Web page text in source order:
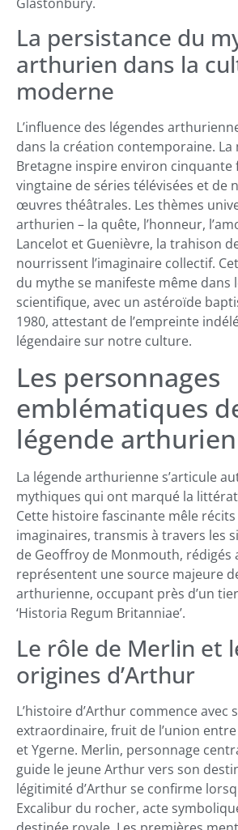
La persistance du
arthurien dans la
moderne
L’influence des légendes
dans la création contemporaine. La
Bretagne inspire environ cinquante
vingtaine de séries télévisées et de
œuvres théâtrales. Les thèmes
arthurien – la quête, l’honneur,
Lancelot et Guenièvre, la trahison
nourrissent l’imaginaire collectif.
du mythe se manifeste même dans
scientifique, avec un astéroïde
1980, attestant de l’empreinte
légendaire sur notre culture.
Les personnages
emblématiques
légende
La légende arthurienne s’articule
mythiques qui ont marqué la
Cette histoire fascinante mêle
imaginaires, transmis à travers les
de Geoffroy de Monmouth, rédigés
représentent une source majeure
arthurienne, occupant près d’un
‘Historia Regum Britanniae’.
Le rôle de Merlin et
origines d’Arthur
L’histoire d’Arthur commence avec
extraordinaire, fruit de l’union
et Ygerne. Merlin, personnage
guide le jeune Arthur vers son
légitimité d’Arthur se confirme
Excalibur du rocher, acte